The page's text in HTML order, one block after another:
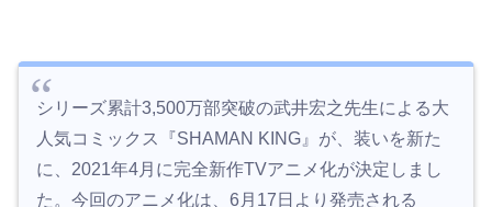
シリーズ累計3,500万部突破の武井宏之先生による大
人気コミックス『SHAMAN KING』が、装いを新た
に、2021年4月に完全新作TVアニメ化が決定しまし
た。今回のアニメ化は、6月17日より発売される